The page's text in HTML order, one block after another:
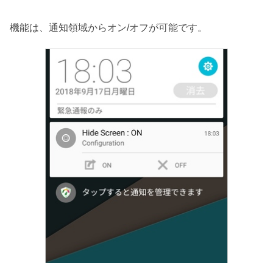
機能は、通知領域からオン/オフが可能です。